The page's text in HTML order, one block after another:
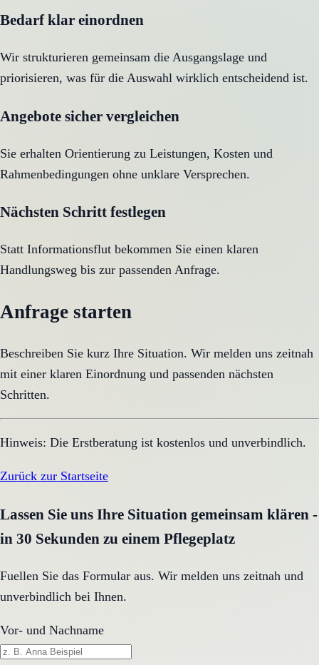
Bedarf klar einordnen
Wir strukturieren gemeinsam die Ausgangslage und
priorisieren, was für die Auswahl wirklich entscheidend ist.
Angebote sicher vergleichen
Sie erhalten Orientierung zu Leistungen, Kosten und
Rahmenbedingungen ohne unklare Versprechen.
Nächsten Schritt festlegen
Statt Informationsflut bekommen Sie einen klaren
Handlungsweg bis zur passenden Anfrage.
Anfrage starten
Beschreiben Sie kurz Ihre Situation. Wir melden uns zeitnah
mit einer klaren Einordnung und passenden nächsten
Schritten.
Hinweis: Die Erstberatung ist kostenlos und unverbindlich.
Zurück zur Startseite
Lassen Sie uns Ihre Situation gemeinsam klären -
in 30 Sekunden zu einem Pflegeplatz
Fuellen Sie das Formular aus. Wir melden uns zeitnah und
unverbindlich bei Ihnen.
Vor- und Nachname